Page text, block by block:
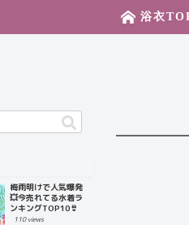
浴衣
梅雨明けで人気爆発
💥今売れてる水着ラ
ンキングTOP10👙
110 views